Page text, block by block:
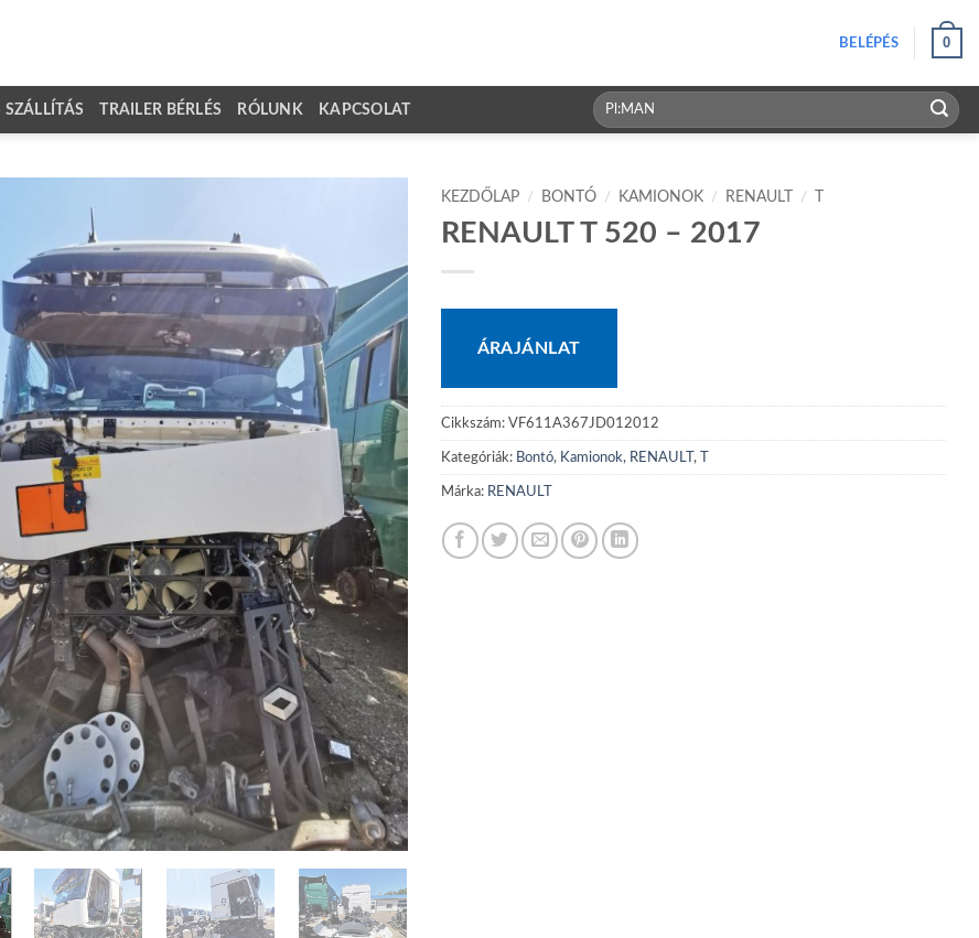
BELÉPÉS 0
TRAILER BÉRLÉS RÓLUNK KAPCSOLAT
Keresés
a
KEZDŐLAP / BONTÓ / KAMIONOK / RENAULT /
RENAULT T 520 – 2017
ÁRAJÁNLAT
Cikkszám: VF611A367JD012012
Kategóriák: Bontó, Kamionok, RENAULT ,
Márka: RENAULT